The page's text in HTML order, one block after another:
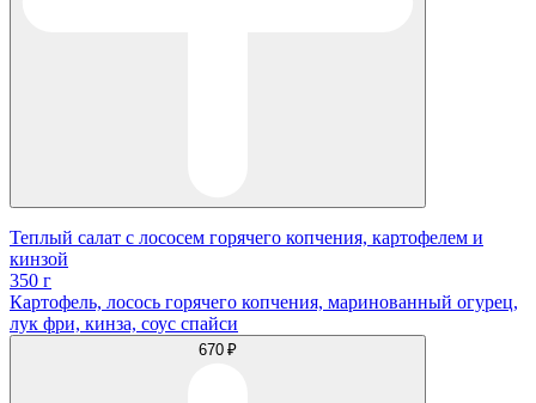
Теплый салат с лососем горячего копчения, картофелем и
кинзой
350 г
Картофель, лосось горячего копчения, маринованный огурец,
лук фри, кинза, соус спайси
670 ₽